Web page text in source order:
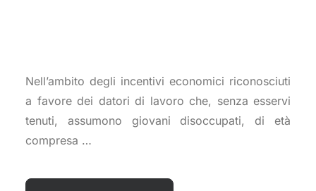
Nell’ambito degli incentivi economici riconosciuti
a favore dei datori di lavoro che, senza esservi
tenuti, assumono giovani disoccupati, di età
compresa …